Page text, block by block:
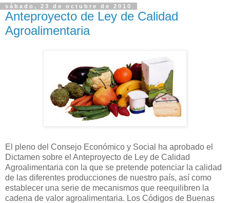
sábado, 23 de octubre de 2010
Anteproyecto de Ley de Calidad
Agroalimentaria
El pleno del Consejo Económico y Social ha aprobado el
Dictamen sobre el Anteproyecto de Ley de Calidad
Agroalimentaria con la que se pretende potenciar la calidad
de las diferentes producciones de nuestro país, así como
establecer una serie de mecanismos que reequilibren la
cadena de valor agroalimentaria. Los Códigos de Buenas